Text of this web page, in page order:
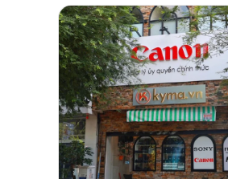
Dù sở hữu kích thước
Ở chế độBoost Mode,
cao đối với một mẫu
điều kiện ánh sáng
Nhờ hệ thống quang
hơn khi ghi hình.
4. Dải nhiệt